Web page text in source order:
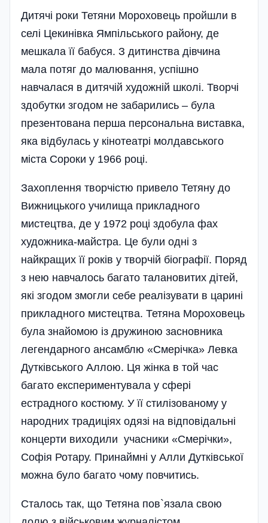
Дитячі роки Тетяни Мороховець пройшли в
селі Цекинівка Ямпі­льського району, де
мешкала її бабуся. З дитинства дівчина
мала потяг до малювання, успішно
навчалася в дитячій художній школі. Творчі
здобутки згодом не забарились – була
презентована перша персональна виставка,
яка відбулась у кінотеатрі молдавського
міста Сороки у 1966 році.
Захоплення творчістю привело Тетяну до
Вижницького училища прикладного
мистецтва, де у 1972 році здобула фах
художника-майстра. Це були одні з
найкращих її років у творчій біографії. Поряд
з нею навчалось багато талановитих дітей,
які згодом змогли себе реалізувати в царині
прикладного мистецтва. Тетяна Мороховець
була знайомою із дружиною засновника
легендарного ансамблю «Смерічка» Левка
Дутківського Аллою. Ця жінка в той час
багато експериментувала у сфері
естрадного костюму. У її стилізованому у
народних традиціях одязі на відповідальні
концерти виходили учасники «Смерічки»,
Софія Ротару. Принаймні у Алли Дутківської
можна було багато чому повчитись.
Сталось так, що Тетяна пов`язала свою